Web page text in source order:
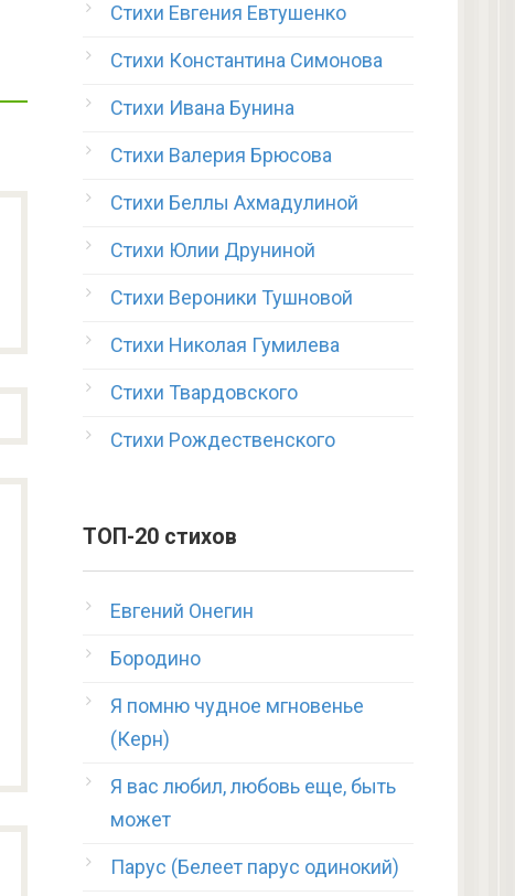
Стихи Евгения Евтушенко
Стихи Константина Симонова
Стихи Ивана Бунина
Стихи Валерия Брюсова
Стихи Беллы Ахмадулиной
Стихи Юлии Друниной
Стихи Вероники Тушновой
Стихи Николая Гумилева
Стихи Твардовского
Стихи Рождественского
ТОП-20 стихов
Евгений Онегин
Бородино
Я помню чудное мгновенье
(Керн)
Я вас любил, любовь еще, быть
может
Парус (Белеет парус одинокий)